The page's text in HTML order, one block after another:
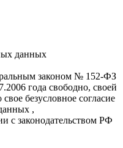
данных
законом № 152-ФЗ
года свободно, своей
безусловное согласие
,
с законодательством РФ